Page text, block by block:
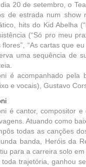
20 de setembro, o
de estrada num show
hits do Kid Abelha
(“Só pro meu
flores”, “As cartas que
uma sequência de
é acompanhado pela
e vocais), Gustavo
é cantor, compositor
Atuando como
todas as canções
banda, Heróis da
para a carreira solo
toda trajetória, ganhou